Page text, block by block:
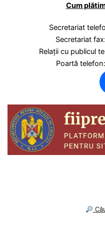
Cum
Secretariat
Secretariat
Relaţii cu publicul
Poartă